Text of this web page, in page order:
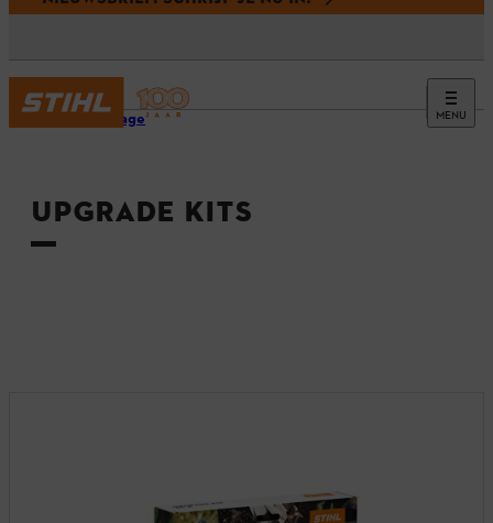
MENU
Homepage
UPGRADE KITS